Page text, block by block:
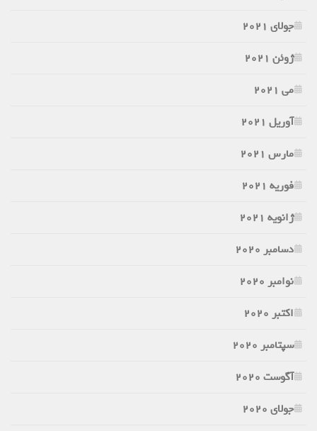
جولای 2021
ژوئن 2021
می 2021
آوریل 2021
مارس 2021
فوریه 2021
ژانویه 2021
دسامبر 2020
نوامبر 2020
اکتبر 2020
سپتامبر 2020
آگوست 2020
جولای 2020